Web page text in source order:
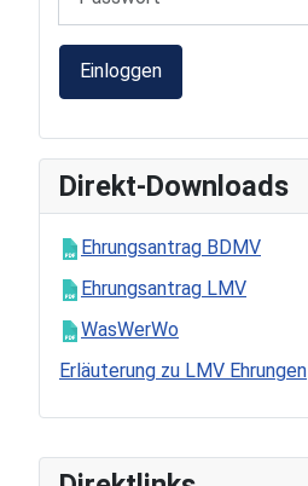
Einloggen
Direkt-Downloads
Ehrungsantrag BDMV
Ehrungsantrag LMV
WasWerWo
Erläuterung zu LMV Ehrungen